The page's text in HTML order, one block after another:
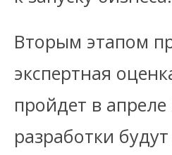
Вторым этапом
экспертная
пройдет в
разработки